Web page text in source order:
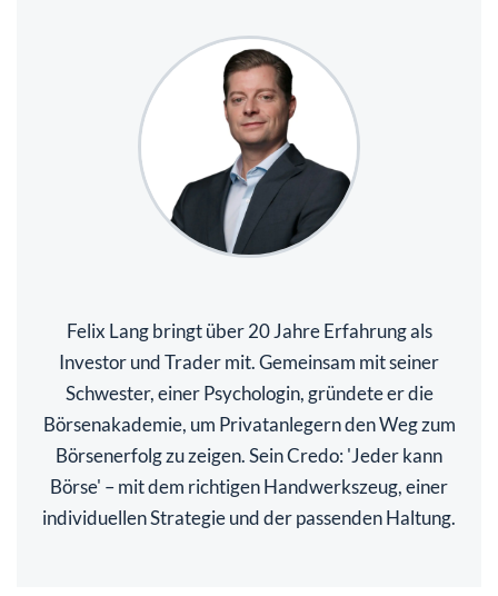
Felix Lang bringt über 20 Jahre Erfahrung als
Investor und Trader mit. Gemeinsam mit seiner
Schwester, einer Psychologin, gründete er die
Börsenakademie, um Privatanlegern den Weg zum
Börsenerfolg zu zeigen. Sein Credo: 'Jeder kann
Börse' – mit dem richtigen Handwerkszeug, einer
individuellen Strategie und der passenden Haltung.